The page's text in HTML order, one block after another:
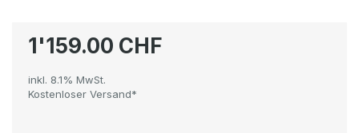
1'159.00 CHF
inkl. 8.1% MwSt.
Kostenloser Versand*